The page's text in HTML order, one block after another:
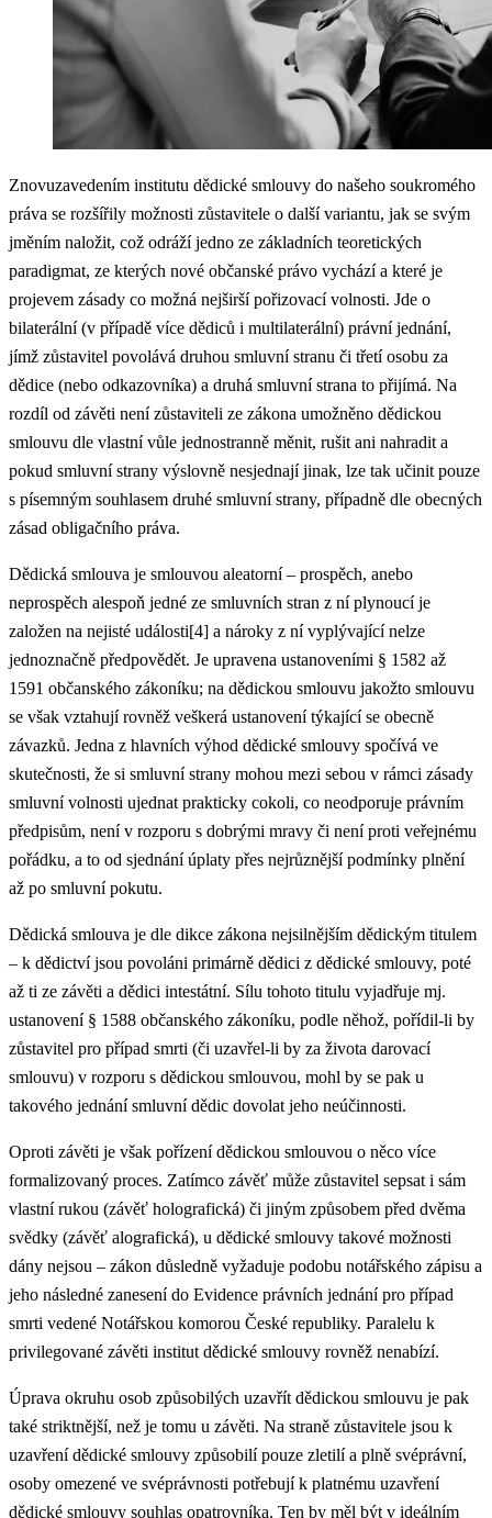
Znovuzavedením institutu dědické smlouvy do našeho soukromého
práva se rozšířily možnosti zůstavitele o další variantu, jak se svým
jměním naložit, což odráží jedno ze základních teoretických
paradigmat, ze kterých nové občanské právo vychází a které je
projevem zásady co možná nejširší pořizovací volnosti. Jde o
bilaterální (v případě více dědiců i multilaterální) právní jednání,
jímž zůstavitel povolává druhou smluvní stranu či třetí osobu za
dědice (nebo odkazovníka) a druhá smluvní strana to přijímá. Na
rozdíl od závěti není zůstaviteli ze zákona umožněno dědickou
smlouvu dle vlastní vůle jednostranně měnit, rušit ani nahradit a
pokud smluvní strany výslovně nesjednají jinak, lze tak učinit pouze
s písemným souhlasem druhé smluvní strany, případně dle obecných
zásad obligačního práva.
Dědická smlouva je smlouvou aleatorní – prospěch, anebo
neprospěch alespoň jedné ze smluvních stran z ní plynoucí je
založen na nejisté události[4] a nároky z ní vyplývající nelze
jednoznačně předpovědět. Je upravena ustanoveními § 1582 až
1591 občanského zákoníku; na dědickou smlouvu jakožto smlouvu
se však vztahují rovněž veškerá ustanovení týkající se obecně
závazků. Jedna z hlavních výhod dědické smlouvy spočívá ve
skutečnosti, že si smluvní strany mohou mezi sebou v rámci zásady
smluvní volnosti ujednat prakticky cokoli, co neodporuje právním
předpisům, není v rozporu s dobrými mravy či není proti veřejnému
pořádku, a to od sjednání úplaty přes nejrůznější podmínky plnění
až po smluvní pokutu.
Dědická smlouva je dle dikce zákona nejsilnějším dědickým titulem
– k dědictví jsou povoláni primárně dědici z dědické smlouvy, poté
až ti ze závěti a dědici intestátní. Sílu tohoto titulu vyjadřuje mj.
ustanovení § 1588 občanského zákoníku, podle něhož, pořídil-li by
zůstavitel pro případ smrti (či uzavřel-li by za života darovací
smlouvu) v rozporu s dědickou smlouvou, mohl by se pak u
takového jednání smluvní dědic dovolat jeho neúčinnosti.
Oproti závěti je však pořízení dědickou smlouvou o něco více
formalizovaný proces. Zatímco závěť může zůstavitel sepsat i sám
vlastní rukou (závěť holografická) či jiným způsobem před dvěma
svědky (závěť alografická), u dědické smlouvy takové možnosti
dány nejsou – zákon důsledně vyžaduje podobu notářského zápisu a
jeho následné zanesení do Evidence právních jednání pro případ
smrti vedené Notářskou komorou České republiky. Paralelu k
privilegované závěti institut dědické smlouvy rovněž nenabízí.
Úprava okruhu osob způsobilých uzavřít dědickou smlouvu je pak
také striktnější, než je tomu u závěti. Na straně zůstavitele jsou k
uzavření dědické smlouvy způsobilí pouze zletilí a plně svéprávní,
osoby omezené ve svéprávnosti potřebují k platnému uzavření
dědické smlouvy souhlas opatrovníka. Ten by měl být v ideálním